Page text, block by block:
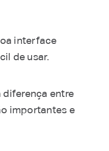
interface
de usar.
diferença entre
importantes e